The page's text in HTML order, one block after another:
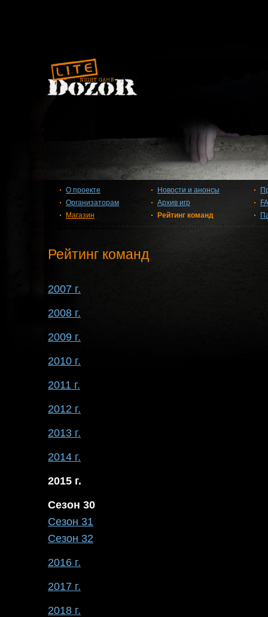
О проекте
Организаторам
Магазин
Новости и анонсы
Архив игр
Рейтинг команд
Рейтинг команд
2007 г.
2008 г.
2009 г.
2010 г.
2011 г.
2012 г.
2013 г.
2014 г.
2015 г.
Сезон 30
Сезон 31
Сезон 32
2016 г.
2017 г.
2018 г.